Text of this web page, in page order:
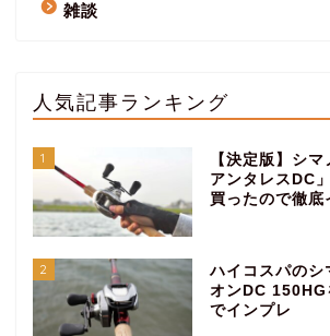
雑談
人気記事ランキング
1
【決定版】シ
アンタレスDC
買ったので徹底
2
ハイコスパの
オンDC 150HG
でインプレ